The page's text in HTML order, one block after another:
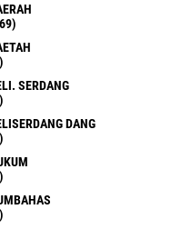
SERDANG
DANG